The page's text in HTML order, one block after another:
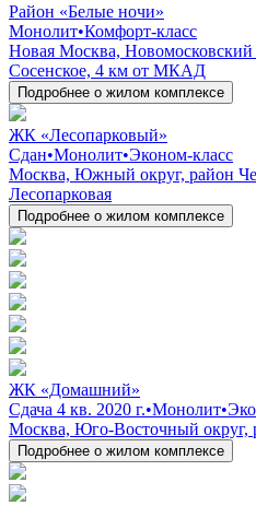
Район «Белые ночи»
Монолит•Комфорт-класс
Новая Москва,
Сосенское, 4 км от МКАД
Подробнее о жилом комплексе
ЖК «Лесопарковый»
Сдан•Монолит•Эконом-класс
Москва, Южный округ, район
Лесопарковая
Подробнее о жилом комплексе
ЖК «Домашний»
Сдача 4 кв. 2020 г.•Монолит•
Москва, Юго-Восточный
Подробнее о жилом комплексе